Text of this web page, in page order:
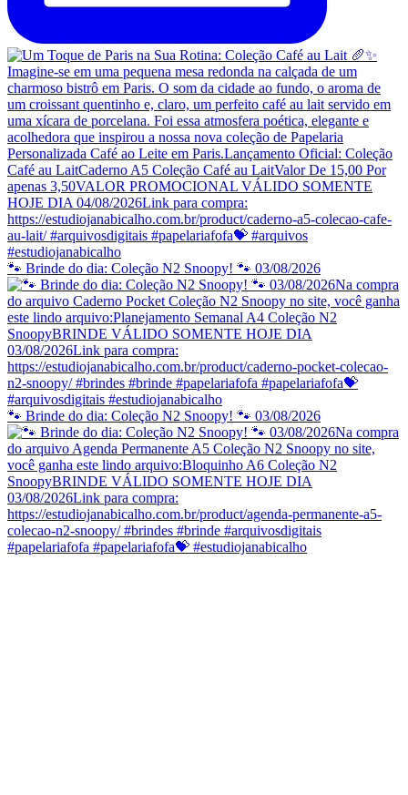
🐾 Brinde do dia: Coleção N2 Snoopy! 🐾 03/08/2026
🐾 Brinde do dia: Coleção N2 Snoopy! 🐾 03/08/2026